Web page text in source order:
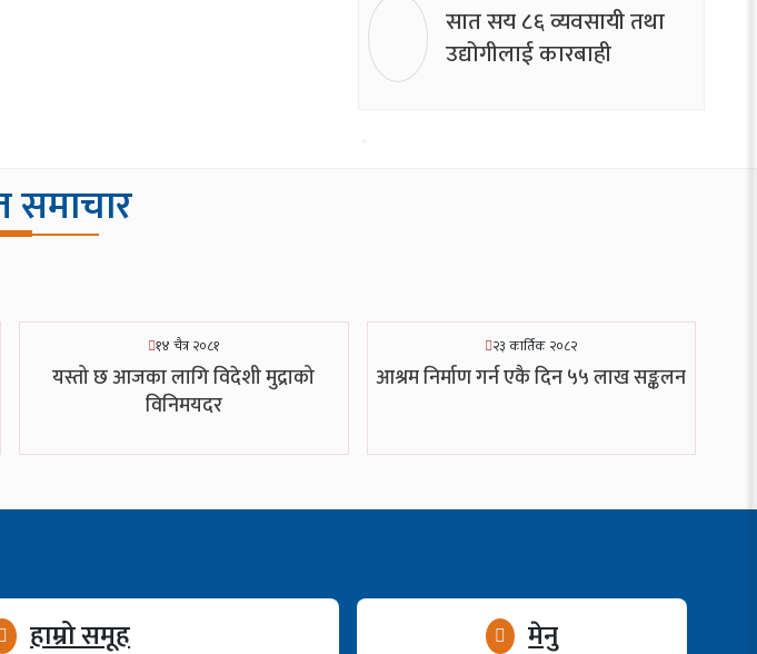
सात सय ८६ व्यवसायी तथा
उद्योगीलाई कारबाही
समाचार
१४ चैत्र २०८१
यस्तो छ आजका लागि विदेशी मुद्राको
विनिमयदर
२३ कार्तिक २०८२
आश्रम निर्माण गर्न एकै दिन ५५ लाख सङ्कलन
हाम्रो समूह मेनु